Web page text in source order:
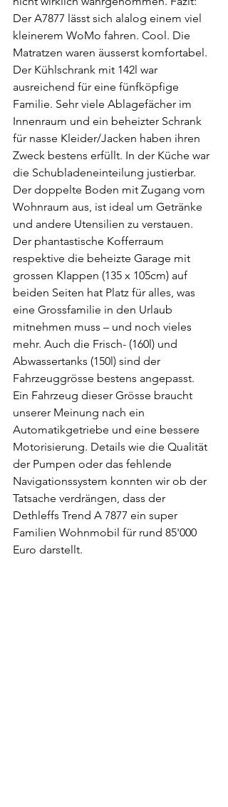
Der A7877 lässt sich alalog einem viel
kleinerem WoMo fahren. Cool. Die
Matratzen waren äusserst komfortabel.
Der Kühlschrank mit 142l war
ausreichend für eine fünfköpfige
Familie. Sehr viele Ablagefächer im
Innenraum und ein beheizter Schrank
für nasse Kleider/Jacken haben ihren
Zweck bestens erfüllt. In der Küche war
die Schubladeneinteilung justierbar.
Der doppelte Boden mit Zugang vom
Wohnraum aus, ist ideal um Getränke
und andere Utensilien zu verstauen.
Der phantastische Kofferraum
respektive die beheizte Garage mit
grossen Klappen (135 x 105cm) auf
beiden Seiten hat Platz für alles, was
eine Grossfamilie in den Urlaub
mitnehmen muss – und noch vieles
mehr. Auch die Frisch- (160l) und
Abwassertanks (150l) sind der
Fahrzeuggrösse bestens angepasst.
Ein Fahrzeug dieser Grösse braucht
unserer Meinung nach ein
Automatikgetriebe und eine bessere
Motorisierung. Details wie die Qualität
der Pumpen oder das fehlende
Navigationssystem konnten wir ob der
Tatsache verdrängen, dass der
Dethleffs Trend A 7877 ein super
Familien Wohnmobil für rund 85'000
Euro darstellt.